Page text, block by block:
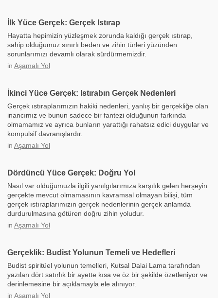
İlk Yüce Gerçek: Gerçek Istırap
Hayatta hepimizin yüzleşmek zorunda kaldığı gerçek ıstırap,
sahip olduğumuz sınırlı beden ve zihin türleri yüzünden
sorunlarımızı devamlı olarak sürdürmemizdir.
in Aşamalı Yol
İkinci Yüce Gerçek: Istırabın Gerçek Nedenleri
Gerçek ıstıraplarımızın hakiki nedenleri, yanlış bir gerçekliğe olan
inancımız ve bunun sadece bir fantezi olduğunun farkında
olmamamız ve ayrıca bunların yarattığı rahatsız edici duygular ve
kompulsif davranışlardır.
in Aşamalı Yol
Dördüncü Yüce Gerçek: Doğru Yol
Nasıl var olduğumuzla ilgili yanılgılarımıza karşılık gelen herşeyin
gerçekte mevcut olmamasının kavramsal olmayan bilişi, tüm
gerçek ıstıraplarımızın gerçek nedenlerinin gerçek anlamda
durdurulmasına götüren doğru zihin yoludur.
in Aşamalı Yol
Gerçeklik: Budist Yolunun Temeli ve Hedefleri
Budist spiritüel yolunun temelleri, Kutsal Dalai Lama tarafından
yazılan dört satırlık bir ayette kısa ve öz bir şekilde özetleniyor ve
derinlemesine bir açıklamayla ele alınıyor.
in Aşamalı Yol